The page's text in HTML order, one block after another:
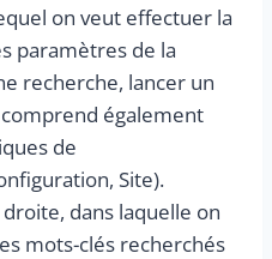
on veut effectuer la
paramètres de la
recherche, lancer un
également
de
Site).
dans laquelle on
mots-clés recherchés